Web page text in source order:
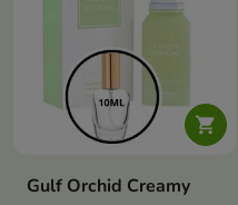

Gulf Orchid Creamy